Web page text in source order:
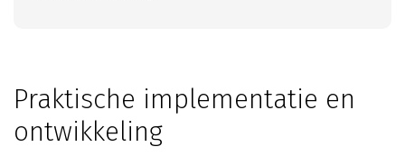
Praktische implementatie en
ontwikkeling